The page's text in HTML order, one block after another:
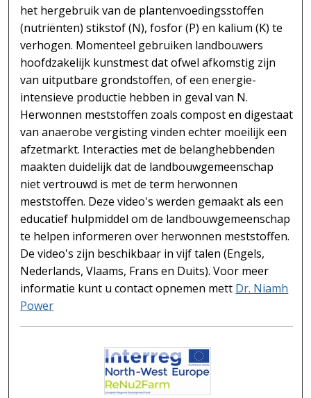
het hergebruik van de plantenvoedingsstoffen
(nutriënten) stikstof (N), fosfor (P) en kalium (K) te
verhogen. Momenteel gebruiken landbouwers
hoofdzakelijk kunstmest dat ofwel afkomstig zijn
van uitputbare grondstoffen, of een energie-
intensieve productie hebben in geval van N.
Herwonnen meststoffen zoals compost en digestaat
van anaerobe vergisting vinden echter moeilijk een
afzetmarkt. Interacties met de belanghebbenden
maakten duidelijk dat de landbouwgemeenschap
niet vertrouwd is met de term herwonnen
meststoffen. Deze video's werden gemaakt als een
educatief hulpmiddel om de landbouwgemeenschap
te helpen informeren over herwonnen meststoffen.
De video's zijn beschikbaar in vijf talen (Engels,
Nederlands, Vlaams, Frans en Duits). Voor meer
informatie kunt u contact opnemen mett Dr. Niamh
Power